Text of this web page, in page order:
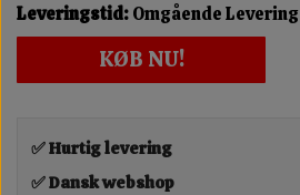
Leveringstid:Omgående Levering
KØB NU!
✅ Hurtig levering
✅ Dansk webshop